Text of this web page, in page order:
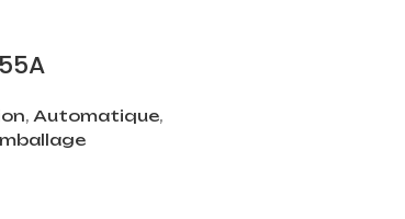
, Automatique,